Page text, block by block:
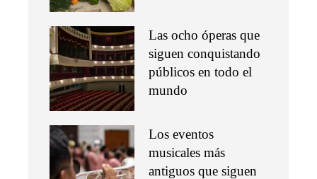
Las ocho óperas que
siguen conquistando
públicos en todo el
mundo
Los eventos
musicales más
antiguos que siguen